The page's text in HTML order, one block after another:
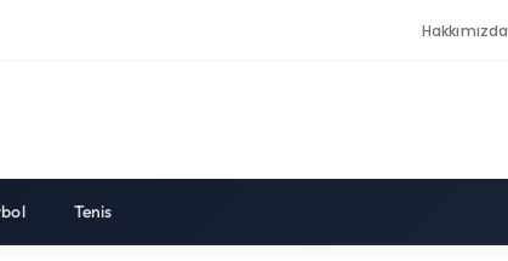
Hakkımızda
Tenis